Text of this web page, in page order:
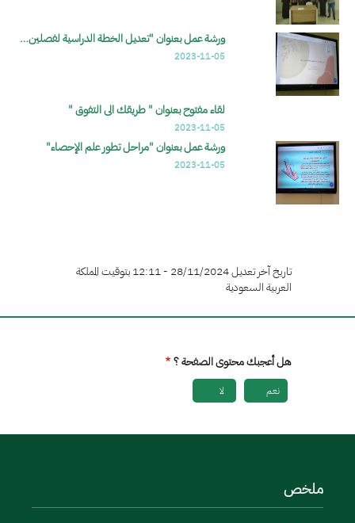
ورشة عمل بعنوان "تعديل الخطة الدراسية لفصلين…
2023-11-05
لقاء مفتوح بعنوان " طريقك الى التفوق "
2023-11-05
ورشة عمل بعنوان "مراحل تطور علم الإحصاء"
2023-11-05
تاريخ آخر تعديل 28/11/2024 - 12:11 بتوقيت المملكة
العربية السعودية
هل أعجبك محتوى الصفحة ؟
نعم لا
ملخص